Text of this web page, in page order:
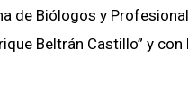
de Biólogos y
Beltrán Castillo” y